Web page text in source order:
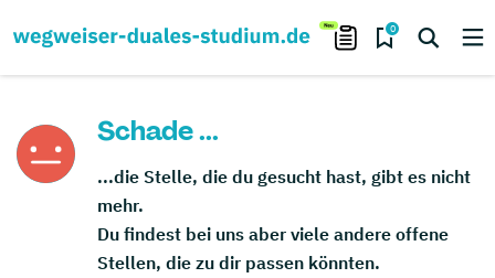
0
Schade ...
...die Stelle, die du gesucht hast, gibt es nicht
mehr.
Du findest bei uns aber viele andere offene
Stellen, die zu dir passen könnten.